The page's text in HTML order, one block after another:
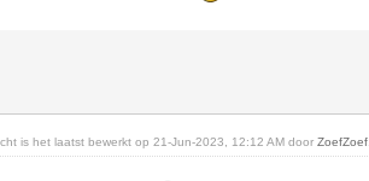
is het laatst bewerkt op 21-Jun-2023, 12:12 AM doorZoefZoef